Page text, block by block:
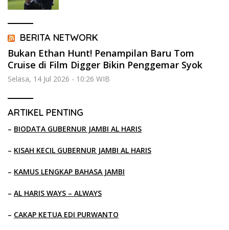
BERITA NETWORK
Bukan Ethan Hunt! Penampilan Baru Tom
Cruise di Film Digger Bikin Penggemar Syok
Selasa, 14 Jul 2026 - 10:26 WIB
ARTIKEL PENTING
– BIODATA GUBERNUR JAMBI AL HARIS
– KISAH KECIL GUBERNUR JAMBI AL HARIS
– KAMUS LENGKAP BAHASA JAMBI
– AL HARIS WAYS – ALWAYS
– CAKAP KETUA EDI PURWANTO